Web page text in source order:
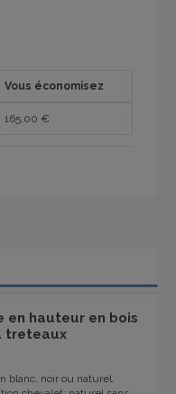
Vous économisez
165,00 €
hauteur en bois
treteaux
blanc, noir ou naturel